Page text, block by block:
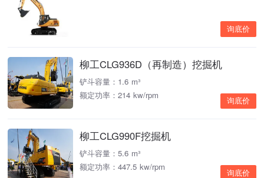
询底价
柳工CLG936D（再制造）挖掘机
铲斗容量：1.6 m³
额定功率：214 kw/rpm
询底价
柳工CLG990F挖掘机
铲斗容量：5.6 m³
额定功率：447.5 kw/rpm
询底价